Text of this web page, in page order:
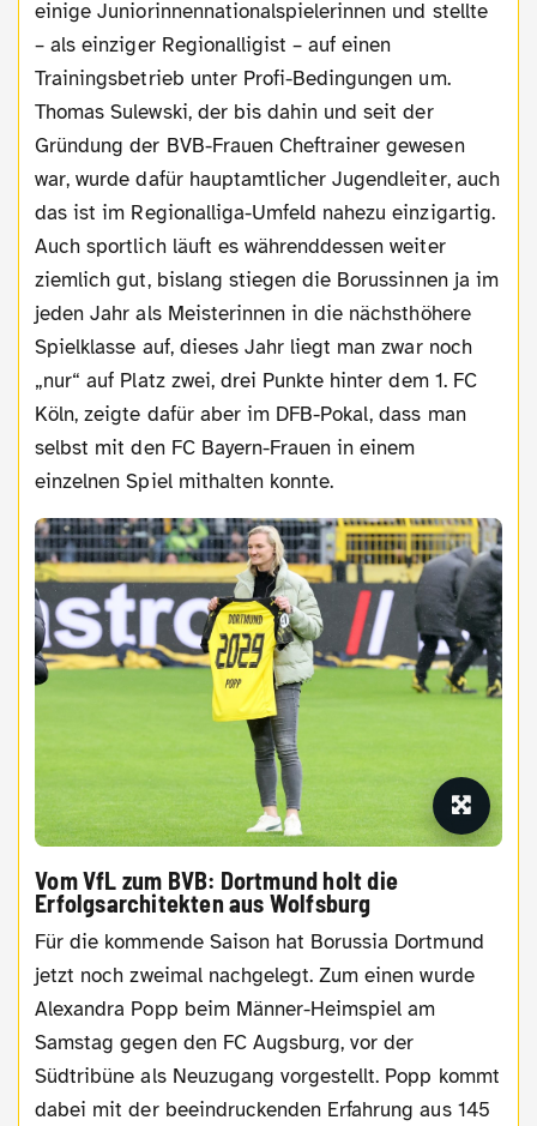
einige Juniorinnennationalspielerinnen und stellte
– als einziger Regionalligist – auf einen
Trainingsbetrieb unter Profi-Bedingungen um.
Thomas Sulewski, der bis dahin und seit der
Gründung der BVB-Frauen Cheftrainer gewesen
war, wurde dafür hauptamtlicher Jugendleiter, auch
das ist im Regionalliga-Umfeld nahezu einzigartig.
Auch sportlich läuft es währenddessen weiter
ziemlich gut, bislang stiegen die Borussinnen ja im
jeden Jahr als Meisterinnen in die nächsthöhere
Spielklasse auf, dieses Jahr liegt man zwar noch
„nur“ auf Platz zwei, drei Punkte hinter dem 1. FC
Köln, zeigte dafür aber im DFB-Pokal, dass man
selbst mit den FC Bayern-Frauen in einem
einzelnen Spiel mithalten konnte.
Vom VfL zum BVB: Dortmund holt die
Erfolgsarchitekten aus Wolfsburg
Für die kommende Saison hat Borussia Dortmund
jetzt noch zweimal nachgelegt. Zum einen wurde
Alexandra Popp beim Männer-Heimspiel am
Samstag gegen den FC Augsburg, vor der
Südtribüne als Neuzugang vorgestellt. Popp kommt
dabei mit der beeindruckenden Erfahrung aus 145